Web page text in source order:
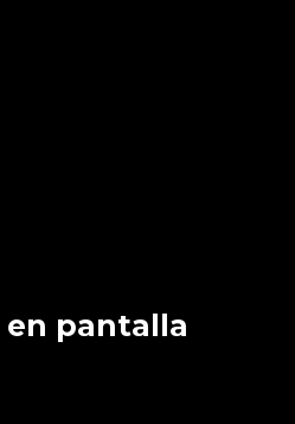
en pantalla